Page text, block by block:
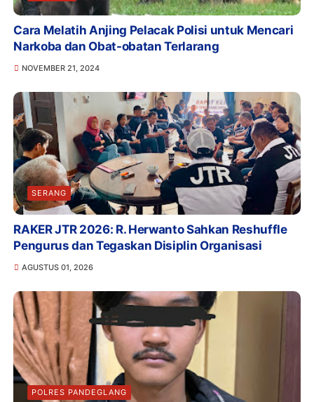
Cara Melatih Anjing Pelacak Polisi untuk Mencari
Narkoba dan Obat-obatan Terlarang
NOVEMBER 21, 2024
SERANG
RAKER JTR 2026: R. Herwanto Sahkan Reshuffle
Pengurus dan Tegaskan Disiplin Organisasi
AGUSTUS 01, 2026
POLRES PANDEGLANG